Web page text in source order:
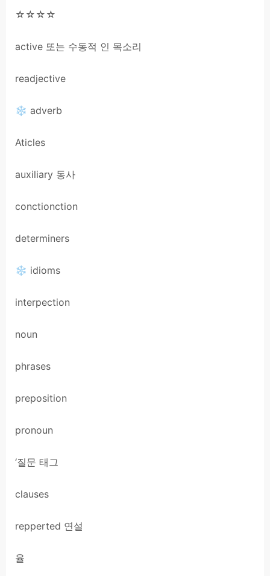
☆☆☆☆
active 또는 수동적 인 목소리
readjective
❄ adverb
Aticles
auxiliary 동사
conctionction
determiners
❄ idioms
interpection
noun
phrases
preposition
pronoun
‘질문 태그
clauses
repperted 연설
율